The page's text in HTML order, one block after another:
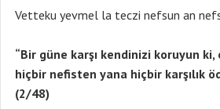
Vetteku yevmel la teczi nefsun an
“Bir güne karşı kendinizi koruyun
hiçbir nefisten yana hiçbir karşılık
(2/48)